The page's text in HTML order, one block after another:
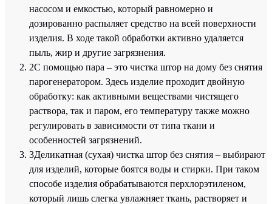
насосом и емкостью, который равномерно и
дозированно распыляет средство на всей поверхности
изделия. В ходе такой обработки активно удаляется
пыль, жир и другие загрязнения.
2С помощью пара – это чистка штор на дому без снятия
парогенератором. Здесь изделие проходит двойную
обработку: как активными веществами чистящего
раствора, так и паром, его температуру также можно
регулировать в зависимости от типа ткани и
особенностей загрязнений.
3Деликатная (сухая) чистка штор без снятия – выбирают
для изделий, которые боятся воды и стирки. При таком
способе изделия обрабатываются перхлорэтиленом,
который лишь слегка увлажняет ткань, растворяет и